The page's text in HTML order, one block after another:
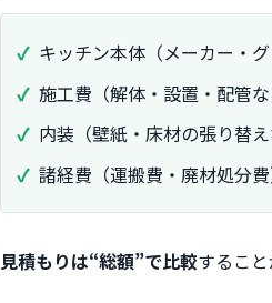
キッチン本体（メーカー・グ
施工費（解体・設置・配管な
内装（壁紙・床材の張り替え
諸経費（運搬費・廃材処分費
見積もりは“総額”で比較するこ